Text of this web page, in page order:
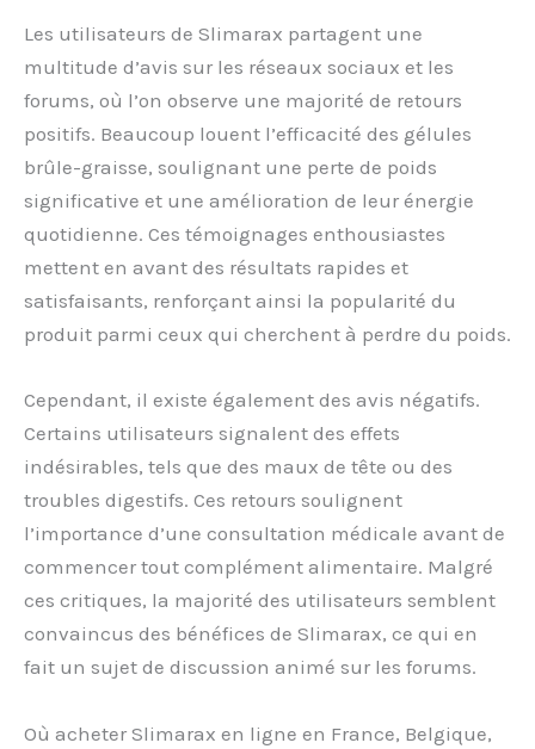
Les utilisateurs de Slimarax partagent une
multitude d’avis sur les réseaux sociaux et les
forums, où l’on observe une majorité de retours
positifs. Beaucoup louent l’efficacité des gélules
brûle-graisse, soulignant une perte de poids
significative et une amélioration de leur énergie
quotidienne. Ces témoignages enthousiastes
mettent en avant des résultats rapides et
satisfaisants, renforçant ainsi la popularité du
produit parmi ceux qui cherchent à perdre du poids.
Cependant, il existe également des avis négatifs.
Certains utilisateurs signalent des effets
indésirables, tels que des maux de tête ou des
troubles digestifs. Ces retours soulignent
l’importance d’une consultation médicale avant de
commencer tout complément alimentaire. Malgré
ces critiques, la majorité des utilisateurs semblent
convaincus des bénéfices de Slimarax, ce qui en
fait un sujet de discussion animé sur les forums.
Où acheter Slimarax en ligne en France, Belgique,